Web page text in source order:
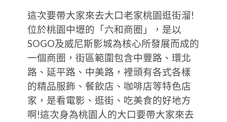
這次要帶大家來去大口老家桃園逛街溜!
位於桃園中壢的「六和商圈」，是以
SOGO及威尼斯影城為核心所發展而成的
一個商圈，街區範圍包含中豐路、環北
路、延平路、中美路，裡頭有各式各樣
的精品服飾、餐飲店、咖啡店等特色店
家，是看電影、逛街、吃美食的好地方
啊!這次身為桃園人的大口要帶大家來去